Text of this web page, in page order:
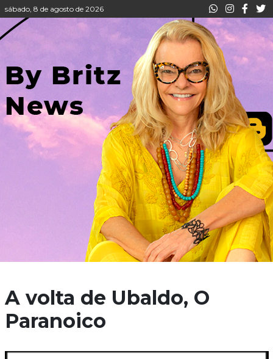
sábado, 8 de agosto de 2026
A volta de Ubaldo, O
Paranoico